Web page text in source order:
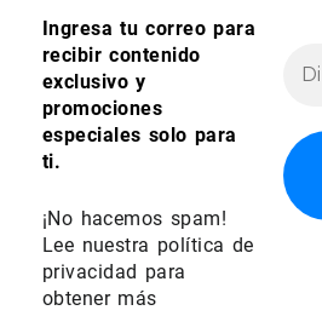
Ingresa tu correo para
recibir contenido
exclusivo y
promociones
especiales solo para
ti.
¡No hacemos spam!
Lee nuestra política de
privacidad para
obtener más